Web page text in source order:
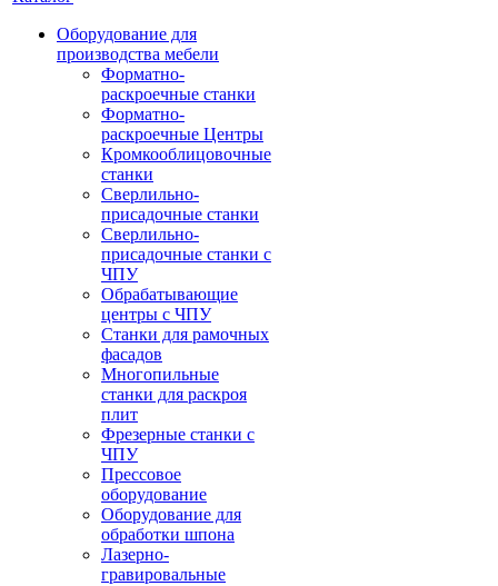
Оборудование для
производства мебели
Форматно-
раскроечные станки
Форматно-
раскроечные Центры
Кромкооблицовочные
станки
Сверлильно-
присадочные станки
Сверлильно-
присадочные станки с
ЧПУ
Обрабатывающие
центры с ЧПУ
Станки для рамочных
фасадов
Многопильные
станки для раскроя
плит
Фрезерные станки с
ЧПУ
Прессовое
оборудование
Оборудование для
обработки шпона
Лазерно-
гравировальные